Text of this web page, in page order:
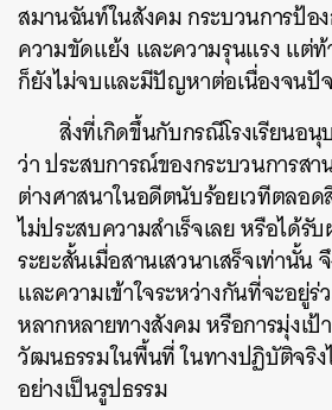
สมานฉันท์ในสังคม กระบวนการป้
ความขัดแย้ง และความรุนแรง แ
ก็ยังไม่จบและมีปัญหาต่อเนื่องจนปั
สิ่งที่เกิดขึ้นกับกรณีโรงเรียนอ
ว่า ประสบการณ์ของกระบวนการสา
ต่างศาสนาในอดีตนับร้อยเวทีตลอ
ไม่ประสบความสำเร็จเลย หรือได้รั
ระยะสั้นเมื่อสานเสวนาเสร็จเท่านั้น
และความเข้าใจระหว่างกันที่จะอยู่
หลากหลายทางสังคม หรือการมุ่งเ
วัฒนธรรมในพื้นที่ ในทางปฏิบัติจริง
อย่างเป็นรูปธรรม